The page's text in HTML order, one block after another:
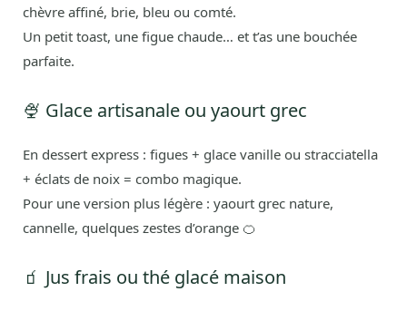
chèvre affiné, brie, bleu ou comté.
Un petit toast, une figue chaude… et t’as une bouchée
parfaite.
🍨 Glace artisanale ou yaourt grec
En dessert express : figues + glace vanille ou stracciatella
+ éclats de noix = combo magique.
Pour une version plus légère : yaourt grec nature,
cannelle, quelques zestes d’orange 🍊
🧃 Jus frais ou thé glacé maison